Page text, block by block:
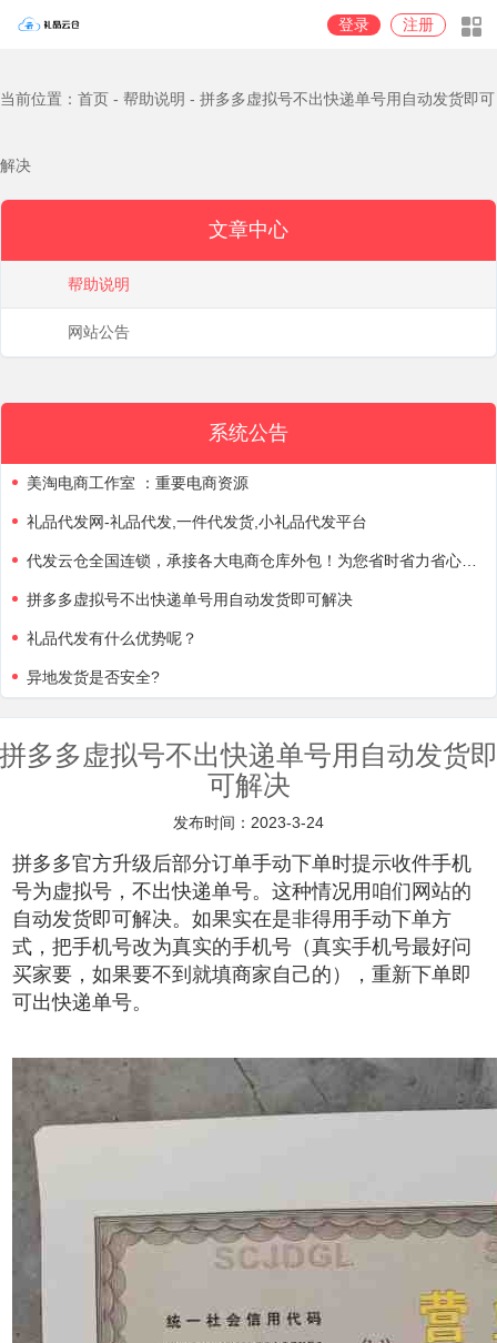
登录 注册
当前位置：首页 - 帮助说明 - 拼多多虚拟号不出快递单号用自动发货即可
解决
文章中心
帮助说明
网站公告
系统公告
美淘电商工作室 ：重要电商资源
礼品代发网-礼品代发,一件代发货,小礼品代发平台
代发云仓全国连锁，承接各大电商仓库外包！为您省时省力省心省钱，价格美丽，欢迎带量咨询！
拼多多虚拟号不出快递单号用自动发货即可解决
礼品代发有什么优势呢？
异地发货是否安全?
拼多多虚拟号不出快递单号用自动发货即
可解决
发布时间：2023-3-24
拼多多官方升级后部分订单手动下单时提示收件手机
号为虚拟号，不出快递单号。 这种情况用咱们网站的
自动发货即可解决。如果实在是非得用手动下单方
式，把手机号改为真实的手机号（真实手机号最好问
买家要，如果要不到就填商家自己的），重新下单即
可出快递单号。